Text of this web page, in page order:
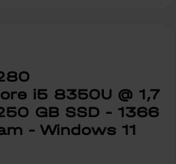
i5 8350U @ 1,7
GB SSD - 1366
- Windows 11